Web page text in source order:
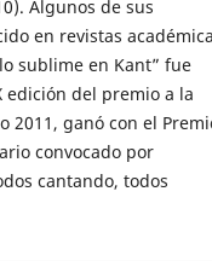
Algunos de sus
en revistas
sublime en Kant” fue
edición del premio a la
2011, ganó con el
convocado por
cantando, todos